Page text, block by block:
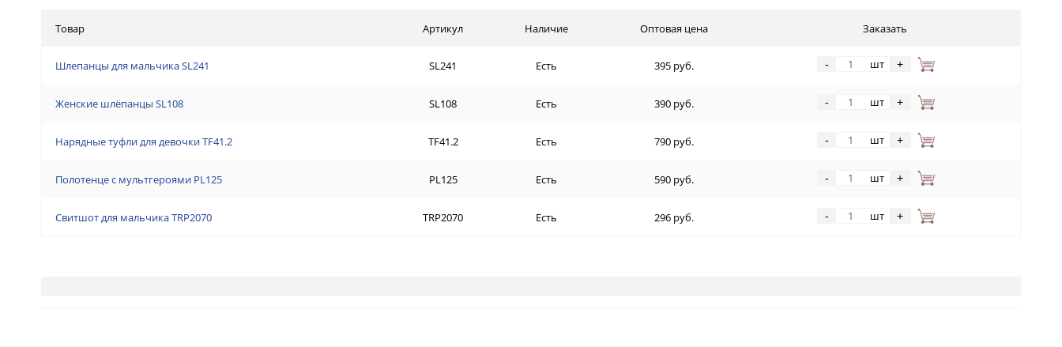
Товар Артикул Наличие Оптовая цена Заказать
Шлепанцы для мальчика SL241 SL241 Есть 395 руб. - шт +
Женские шлёпанцы SL108 SL108 Есть 390 руб. - шт +
Нарядные туфли для девочки TF41.2 TF41.2 Есть 790 руб. - шт +
Полотенце с мультгероями PL125 PL125 Есть 590 руб. - шт +
Свитшот для мальчика TRP2070 TRP2070 Есть 296 руб. - шт +